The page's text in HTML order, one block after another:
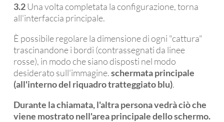
3.2Una volta completata la configurazione, torna
all'interfaccia principale.
È possibile regolare la dimensione di ogni "cattura"
trascinandone i bordi (contrassegnati da linee
rosse), in modo che siano disposti nel modo
desiderato sull'immagine.schermata principale
(all'interno del riquadro tratteggiato blu).
Durante la chiamata, l'altra persona vedrà ciò che
viene mostrato nell'area principale dello schermo.